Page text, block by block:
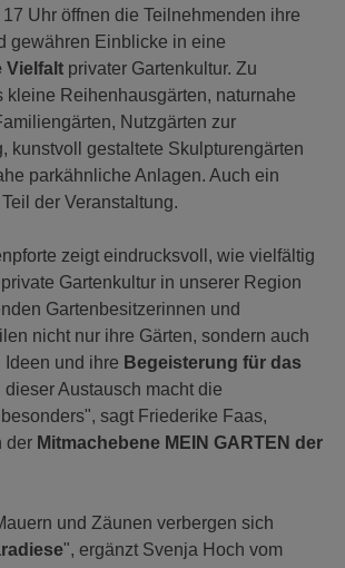
Uhr öffnen die Teilnehmenden ihre
gewähren Einblicke in eine
Vielfalt privater Gartenkultur. Zu
kleine Reihenhausgärten, naturnahe
Nutzgärten zur
kunstvoll gestaltete Skulpturengärten
parkähnliche Anlagen. Auch ein
der Veranstaltung.
zeigt eindrucksvoll, wie vielfältig
Gartenkultur in unserer Region
Gartenbesitzerinnen und
nicht nur ihre Gärten, sondern auch
Ideen und ihre Begeisterung für das
dieser Austausch macht die
sagt Friederike Faas,
der Mitmachebene MEIN GARTEN der
und Zäunen verbergen sich
", ergänzt Svenja Hoch vom